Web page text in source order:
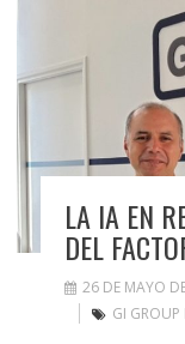
LA IA EN
DEL
26 DE MAYO
GI